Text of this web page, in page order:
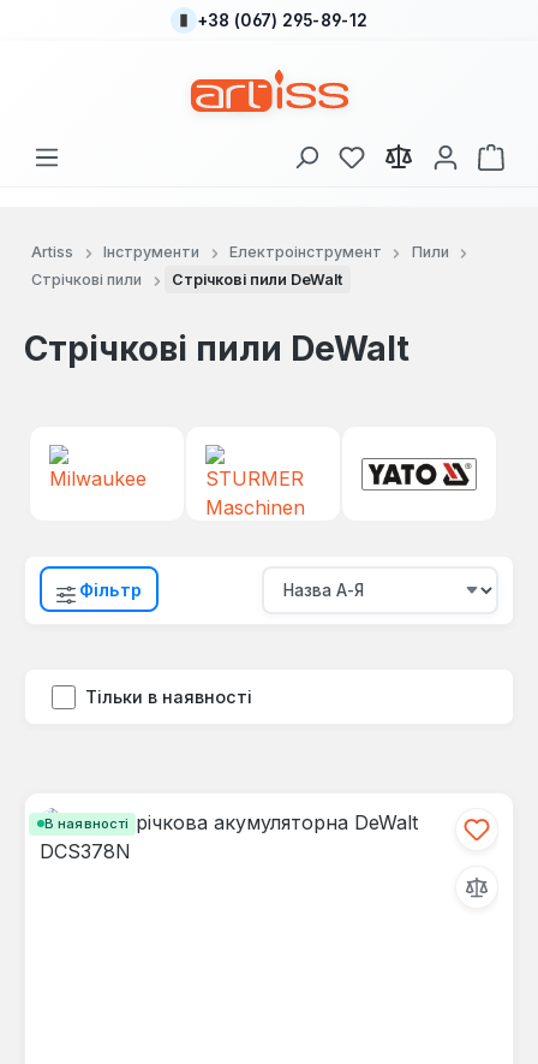
Перейти до основного вмісту
+38 (067) 295-89-12
У вас є 0 у списку
Artiss Інструменти Електроінструмент
Пили
Стрічкові пили
Стрічкові пили DeWalt
Стрічкові пили DeWalt
Фільтр
Тільки в наявності
В наявності